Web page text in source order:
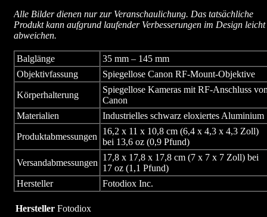
Alle Bilder dienen nur zur Veranschaulichung. Das tatsächliche
Produkt kann aufgrund laufender Verbesserungen im Design leicht
abweichen.
Balglänge
35 mm – 145 mm
Objektivfassung
Spiegellose Canon RF-Mount-Objektive
Körperhalterung
Spiegellose Kameras mit RF-Anschluss
Canon
Materialien
Industrielles schwarz eloxiertes Aluminium
Produktabmessungen
16,2 x 11 x 10,8 cm (6,4 x 4,3 x 4,3 Zoll)
bei 13,6 oz (0,9 Pfund)
Versandabmessungen
17,8 x 17,8 x 17,8 cm (7 x 7 x 7 Zoll) bei
17 oz (1,1 Pfund)
Hersteller
Fotodiox Inc.
Hersteller Fotodiox